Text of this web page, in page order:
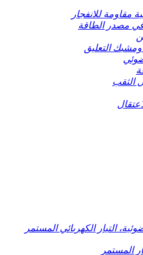
مقاومة للانفجار
مصدر الطاقة
التعليق
الثقب
التيار الكهربائي المستمر
المستمر